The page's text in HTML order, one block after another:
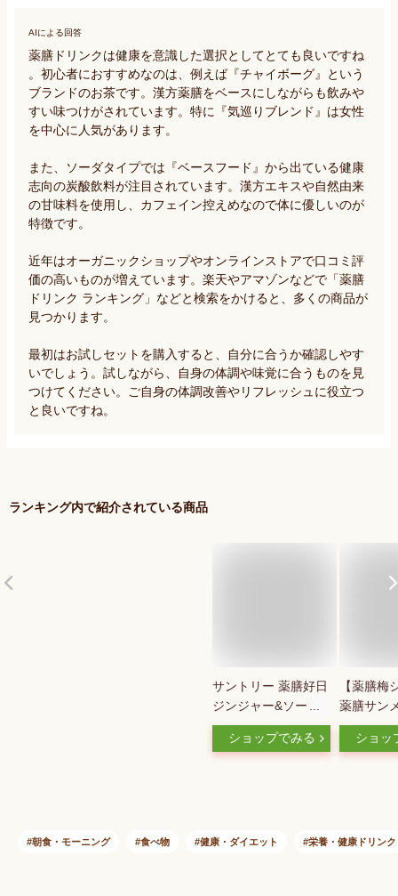
AIによる回答
薬膳ドリンクは健康を意識した選択としてとても良いですね
。初心者におすすめなのは、例えば『チャイボーグ』という
ブランドのお茶です。漢方薬膳をベースにしながらも飲みや
すい味つけがされています。特に『気巡りブレンド』は女性
を中心に人気があります。
また、ソーダタイプでは『ベースフード』から出ている健康
志向の炭酸飲料が注目されています。漢方エキスや自然由来
の甘味料を使用し、カフェイン控えめなので体に優しいのが
特徴です。
近年はオーガニックショップやオンラインストアで口コミ評
価の高いものが増えています。楽天やアマゾンなどで「薬膳
ドリンク ランキング」などと検索をかけると、多くの商品が
見つかります。
最初はお試しセットを購入すると、自分に合うか確認しやす
いでしょう。試しながら、自身の体調や味覚に合うものを見
つけてください。ご自身の体調改善やリフレッシュに役立つ
と良いですね。
ランキング内で紹介されている商品
サントリー 薬膳好日
ジンジャー&ソーダ
390ml ペットボトル
24本入 炭酸飲料 薬
ショップでみる
【薬膳梅
薬膳サン
ルベリー
入り 桑
ップ オー
ショッ
朝食・モーニング 食べ物 健康・ダイエット 栄養・健康ドリンク